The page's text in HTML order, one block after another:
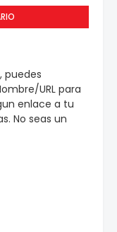
puedes
URL para
enlace a tu
No seas un